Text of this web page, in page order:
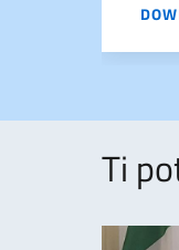
Ti